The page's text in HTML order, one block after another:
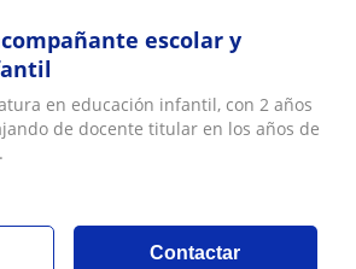
escolar y
en educación infantil, con 2 años
de docente titular en los años de
Contactar